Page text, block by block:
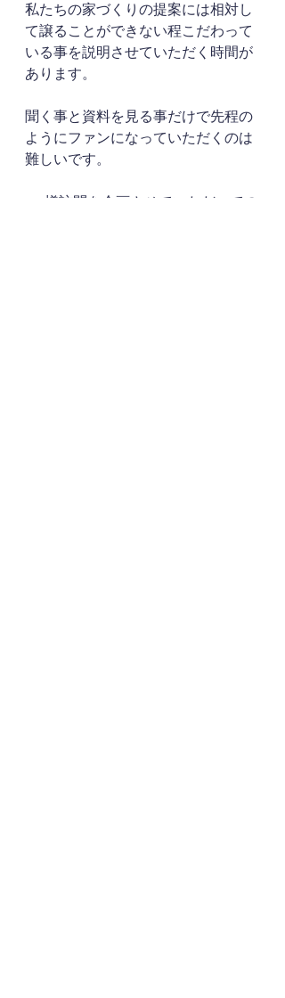
私たちの家づくりの提案には相対し
て譲ることができない程こだわって
いる事を説明させていただく時間が
あります。
聞く事と資料を見る事だけで先程の
ようにファンになっていただくのは
難しいです。
OB様訪問を企画させていただいての